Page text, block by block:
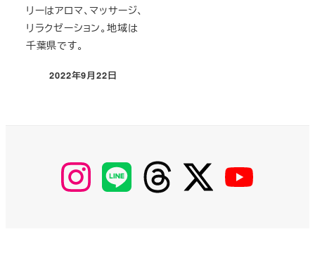
リーはアロマ、マッサージ、
リラクゼーション。地域は
千葉県です。
投稿日
2022年9月22日
【Instagram】
MyKOBAKO
【LINE】 【threads】 【Twitter】